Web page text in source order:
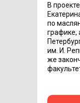
В
по
графике,
им. И.
же